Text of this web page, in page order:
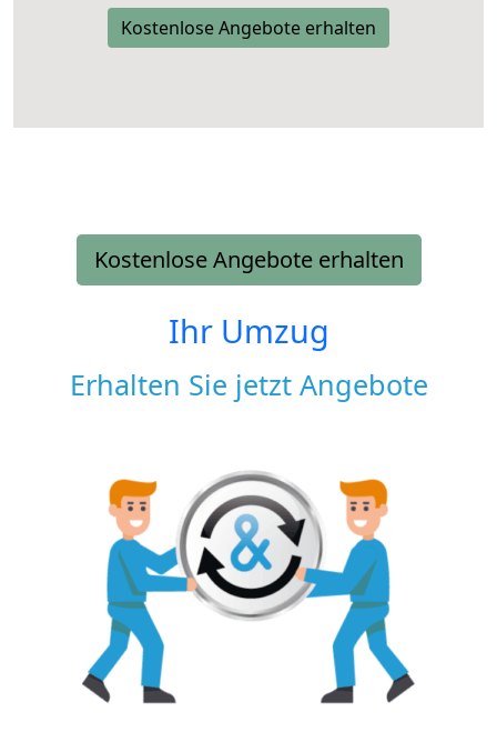
Kostenlose Angebote erhalten
Kostenlose Angebote erhalten
Ihr Umzug
Erhalten Sie jetzt Angebote